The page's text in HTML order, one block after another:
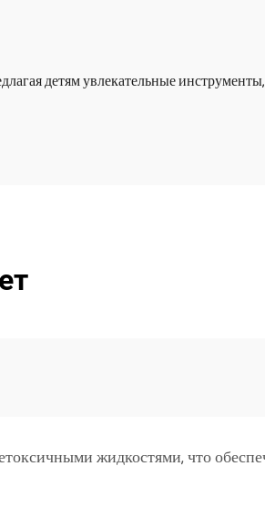
детям увлекательные
жидкостями, что